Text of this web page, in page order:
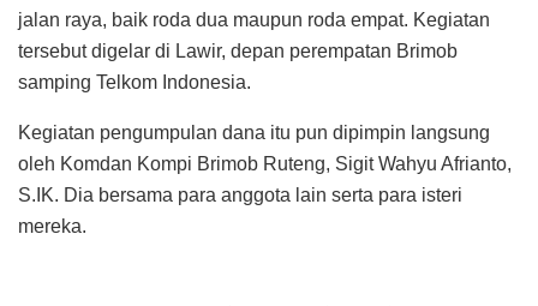
jalan raya, baik roda dua maupun roda empat. Kegiatan
tersebut digelar di Lawir, depan perempatan Brimob
samping Telkom Indonesia.
Kegiatan pengumpulan dana itu pun dipimpin langsung
oleh Komdan Kompi Brimob Ruteng, Sigit Wahyu Afrianto,
S.IK. Dia bersama para anggota lain serta para isteri
mereka.